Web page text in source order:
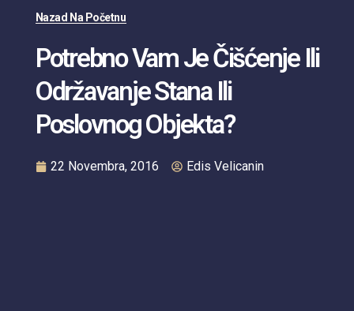
Nazad Na Početnu
Potrebno Vam Je Čišćenje Ili
Održavanje Stana Ili
Poslovnog Objekta?
22 Novembra, 2016 Edis Velicanin